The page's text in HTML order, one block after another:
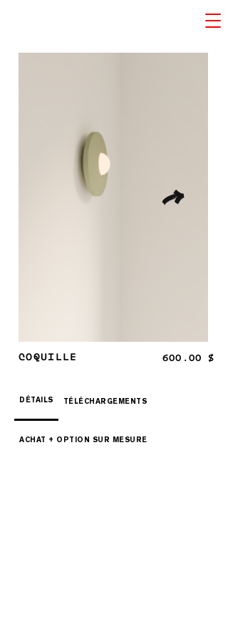
COQUILLE 600.00 $
DÉTAILS TÉLÉCHARGEMENTS
ACHAT + OPTION SUR MESURE